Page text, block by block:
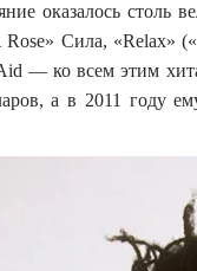
оказалось столь
Rose» Сила, «Relax»
— ко всем этим
а в 2011 году